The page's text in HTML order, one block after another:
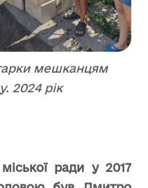
мешканцям
2024 рік
ради у 2017